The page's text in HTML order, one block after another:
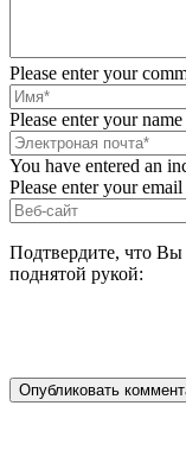
Please enter your
Please enter your name
You have entered an
Please enter your email
Подтвердите, что
поднятой рукой: